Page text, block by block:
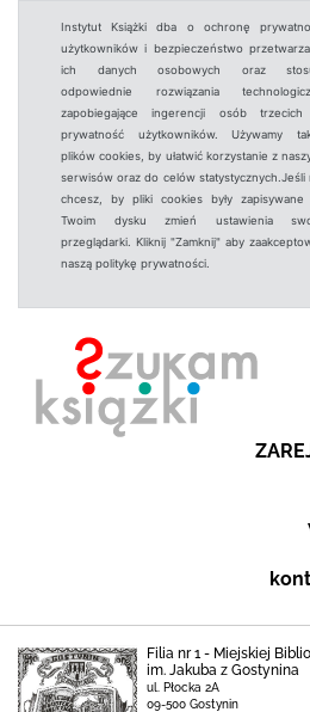
Instytut Książki dba o ochronę
użytkowników i bezpieczeństwo
ich danych osobowych oraz
odpowiednie rozwiązania
zapobiegające ingerencji osób
prywatność użytkowników. Używamy
plików cookies, by ułatwić korzystanie z
serwisów oraz do celów statystycznych.Jeśli
chcesz, by pliki cookies były zapisywane
Twoim dysku zmień ustawienia
przeglądarki. Kliknij "Zamknij" aby
naszą politykę prywatności.
Filia nr 1 - Miejskiej
im. Jakuba z Gostynina
ul. Płocka 2A
09-500 Gostynin